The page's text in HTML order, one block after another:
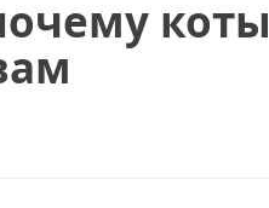
коты